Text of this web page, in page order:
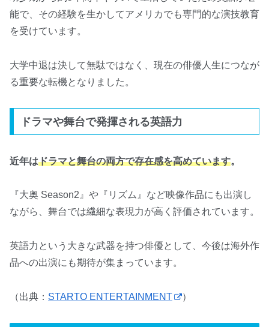
能で、その経験を生かしてアメリカでも専門的な演技教育
を受けています。
大学中退は決して無駄ではなく、現在の俳優人生につなが
る重要な転機となりました。
ドラマや舞台で発揮される英語力
近年はドラマと舞台の両方で存在感を高めています。
『大奥 Season2』や『リズム』など映像作品にも出演し
ながら、舞台では繊細な表現力が高く評価されています。
英語力という大きな武器を持つ俳優として、今後は海外作
品への出演にも期待が集まっています。
（出典： STARTO ENTERTAINMENT ）